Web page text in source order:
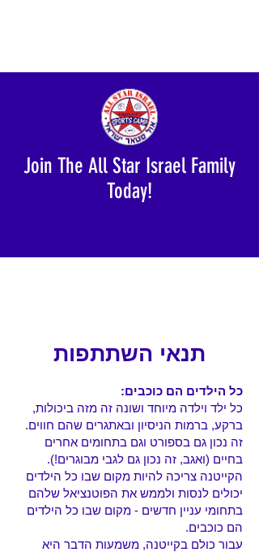
Join The All Star Israel Family
Today!
תנאי השתתפות
כל הילדים הם כוכבים:
כל ילד וילדה מיוחד ושונה זה מזה ביכולות,
ברקע, ברמות הניסיון ובאתגרים שהם חווים.
זה נכון גם בספורט וגם בתחומים אחרים
בחיים (ואגב, זה נכון גם לגבי מבוגרים!).
הקייטנה צריכה להיות מקום שבו כל הילדים
יכולים לנסות ולממש את הפוטנציאל שלהם
בתחומי עניין חדשים - מקום שבו כל הילדים
הם כוכבים.
עבור כולם בקייטנה, משמעות הדבר היא